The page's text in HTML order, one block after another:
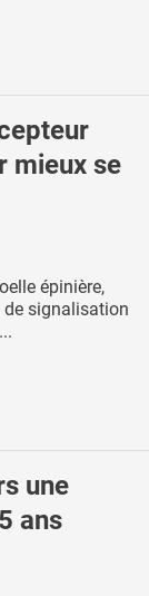
mieux se
épinière,
de signalisation
une
ans